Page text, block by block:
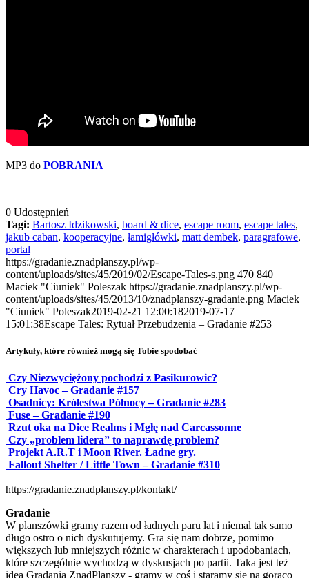
MP3 do POBRANIA
0 Udostępnień
Tagi: Bartosz Idzikowski, board & dice, escape room, escape tales,
jakub caban, kooperacyjne, łamigłówki, matt dembek, paragrafowe,
portal
https://gradanie.znadplanszy.pl/wp-
content/uploads/sites/45/2019/02/Escape-Tales-s.png 470 840
Maciek "Ciuniek" Poleszak https://gradanie.znadplanszy.pl/wp-
content/uploads/sites/45/2013/10/znadplanszy-gradanie.png Maciek
"Ciuniek" Poleszak2019-02-21 12:00:182019-07-17
15:01:38Escape Tales: Rytuał Przebudzenia – Gradanie #253
Artykuły, które również mogą się Tobie spodobać
Czy Niezwyciężony pochodzi z Pasikurowic?
Cry Havoc – Gradanie #157
Osadnicy: Królestwa Północy – Gradanie #283
Fuse – Gradanie #190
Rzut oka na Dice Realms i Mgłę nad Carcassonne
Czy „problem lidera” to naprawdę problem?
Projekt A.R.T i Moon River. Ładne gry.
Fallout Shelter / Little Town – Gradanie #310
https://gradanie.znadplanszy.pl/kontakt/
Gradanie
W planszówki gramy razem od ładnych paru lat i niemal tak samo
długo ostro o nich dyskutujemy. Gra się nam dobrze, pomimo
większych lub mniejszych różnic w charakterach i upodobaniach,
które szczególnie wychodzą w dyskusjach po partii. Taka jest też
idea Gradania ZnadPlanszy - gramy w coś i staramy się na gorąco